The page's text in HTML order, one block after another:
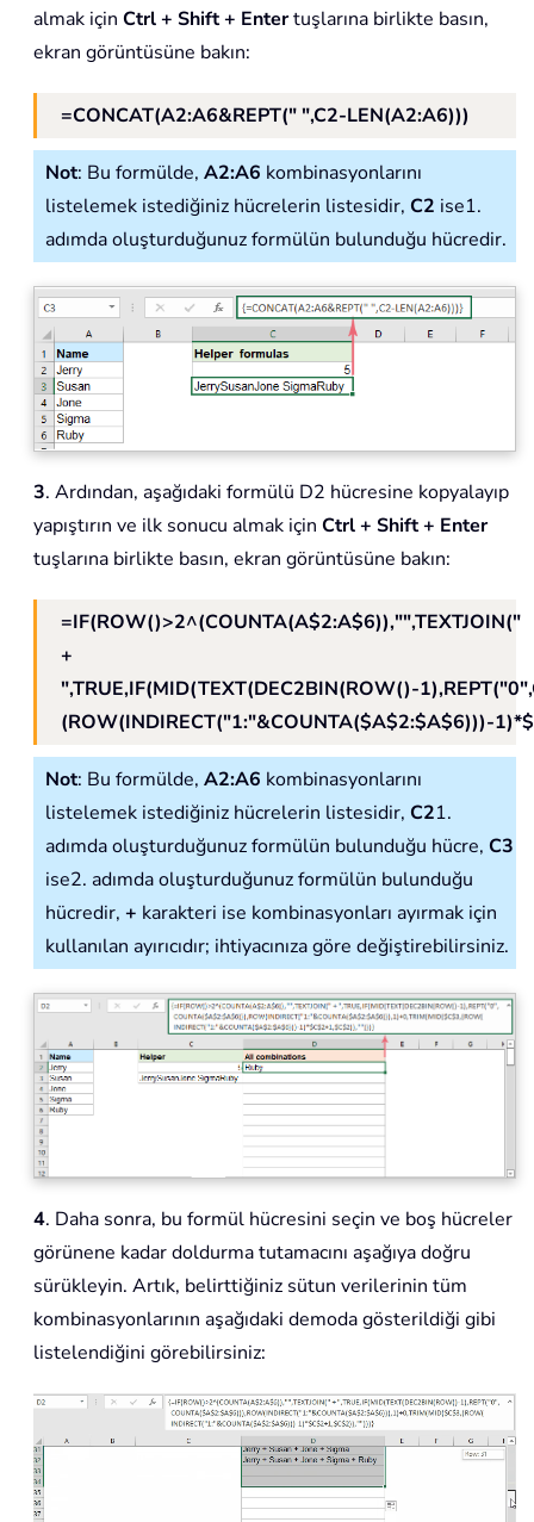
almak için Ctrl + Shift + Entertuşlarına birlikte basın,
ekran görüntüsüne bakın:
=CONCAT(A2:A6&REPT(" ",C2-LEN(A2:A6)))
Not: Bu formülde, A2:A6 kombinasyonlarını
listelemek istediğiniz hücrelerin listesidir, C2 ise1.
adımda oluşturduğunuz formülün bulunduğu hücredir.
3. Ardından, aşağıdaki formülü D2 hücresine kopyalayıp
yapıştırın ve ilk sonucu almak için Ctrl + Shift + Enter
tuşlarına birlikte basın, ekran görüntüsüne bakın:
=IF(ROW()>2^(COUNTA(A$2:A$6)),"",TEXTJOIN("
+
",TRUE,IF(MID(TEXT(DEC2BIN(ROW()-
(ROW(INDIRECT("1:"&COUNTA($A$2:$A$6)))-
Not: Bu formülde, A2:A6 kombinasyonlarını
listelemek istediğiniz hücrelerin listesidir, C21.
adımda oluşturduğunuz formülün bulunduğu hücre, C3
ise2. adımda oluşturduğunuz formülün bulunduğu
hücredir, + karakteri ise kombinasyonları ayırmak için
kullanılan ayırıcıdır; ihtiyacınıza göre değiştirebilirsiniz.
4. Daha sonra, bu formül hücresini seçin ve boş hücreler
görünene kadar doldurma tutamacını aşağıya doğru
sürükleyin. Artık, belirttiğiniz sütun verilerinin tüm
kombinasyonlarının aşağıdaki demoda gösterildiği gibi
listelendiğini görebilirsiniz: